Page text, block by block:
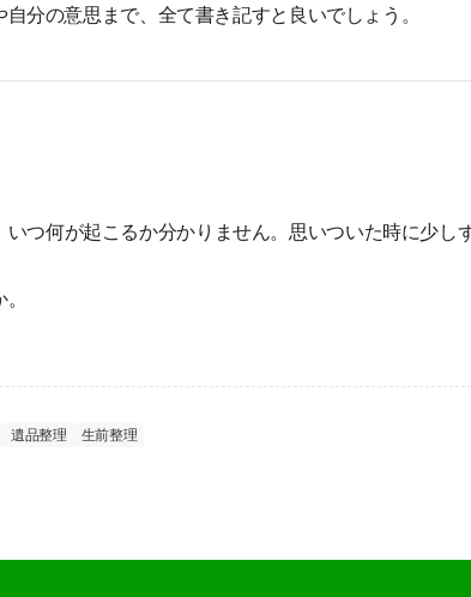
分の意思まで、全て書き記すと良いでしょう。
つ何が起こるか分かりません。思いついた時に少し
遺品整理 生前整理